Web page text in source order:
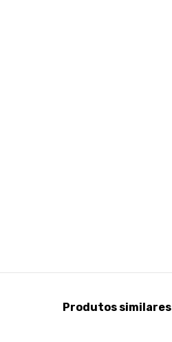
Produtos similares